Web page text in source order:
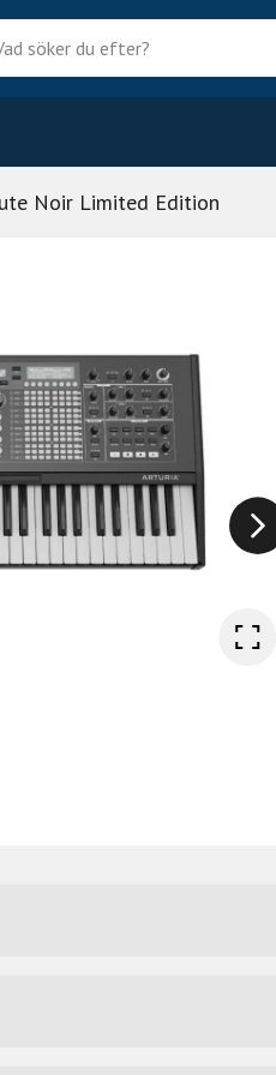
Noir Limited Edition
stealthy black finish.